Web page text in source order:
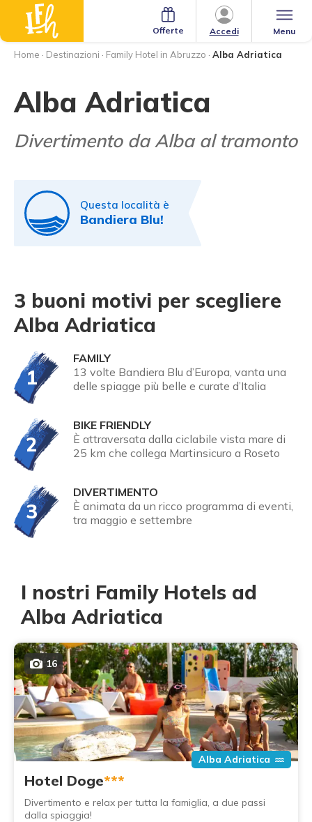
Menu
Accedi
Offerte
Home · Destinazioni · Family Hotel in Abruzzo · Alba Adriatica
Alba Adriatica
Divertimento da Alba al tramonto
Questa località è
Bandiera Blu!
3 buoni motivi per scegliere
Alba Adriatica
1
FAMILY
13 volte Bandiera Blu d’Europa, vanta una
delle spiagge più belle e curate d’Italia
2
BIKE FRIENDLY
È attraversata dalla ciclabile vista mare di
25 km che collega Martinsicuro a Roseto
3
DIVERTIMENTO
È animata da un ricco programma di eventi,
tra maggio e settembre
I nostri Family Hotels ad
Alba Adriatica
Alba Adriatica
16
Hotel Doge***
Divertimento e relax per tutta la famiglia, a due passi
dalla spiaggia!